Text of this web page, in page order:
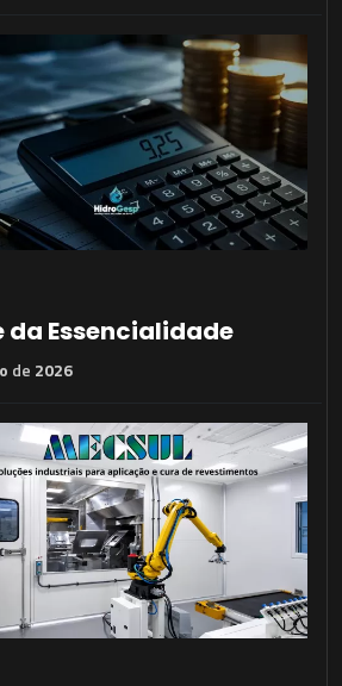
da Essencialidade
de 2026